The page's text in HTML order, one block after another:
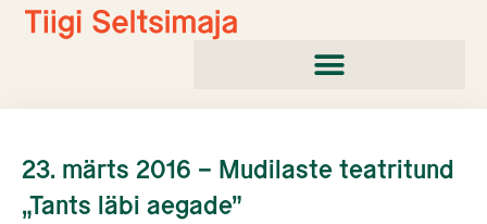
Skip
23. märts 2016 – Mudilaste teatritund
„Tants läbi aegade”